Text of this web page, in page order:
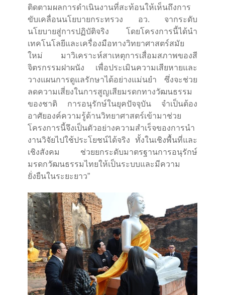
ติดตามผลการดำเนินงานที่สะท้อนให้เห็นถึงการ
ขับเคลื่อนนโยบายกระทรวง อว. จากระดับ
นโยบายสู่การปฏิบัติจริง โดยโครงการนี้ได้นำ
เทคโนโลยีและเครื่องมือทางวิทยาศาสตร์สมัย
ใหม่ มาวิเคราะห์สาเหตุการเสื่อมสภาพของสี
จิตรกรรมฝาผนัง เพื่อประเมินความเสียหายและ
วางแผนการดูแลรักษาได้อย่างแม่นยำ ซึ่งจะช่วย
ลดความเสี่ยงในการสูญเสียมรดกทางวัฒนธรรม
ของชาติ การอนุรักษ์ในยุคปัจจุบัน จำเป็นต้อง
อาศัยองค์ความรู้ด้านวิทยาศาสตร์เข้ามาช่วย
โครงการนี้จึงเป็นตัวอย่างความสำเร็จของการนำ
งานวิจัยไปใช้ประโยชน์ได้จริง ทั้งในเชิงพื้นที่และ
เชิงสังคม ช่วยยกระดับมาตรฐานการอนุรักษ์
มรดกวัฒนธรรมไทยให้เป็นระบบและมีความ
ยั่งยืนในระยะยาว”